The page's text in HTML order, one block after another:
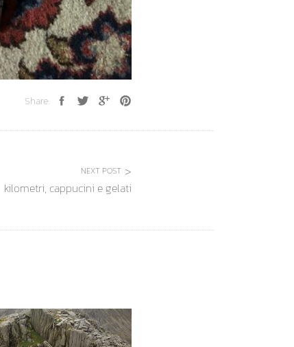
Share:
NEXT POST
kilometri, cappucini e gelati